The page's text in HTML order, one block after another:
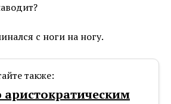
с ноги на ногу.
также:
аристократическим